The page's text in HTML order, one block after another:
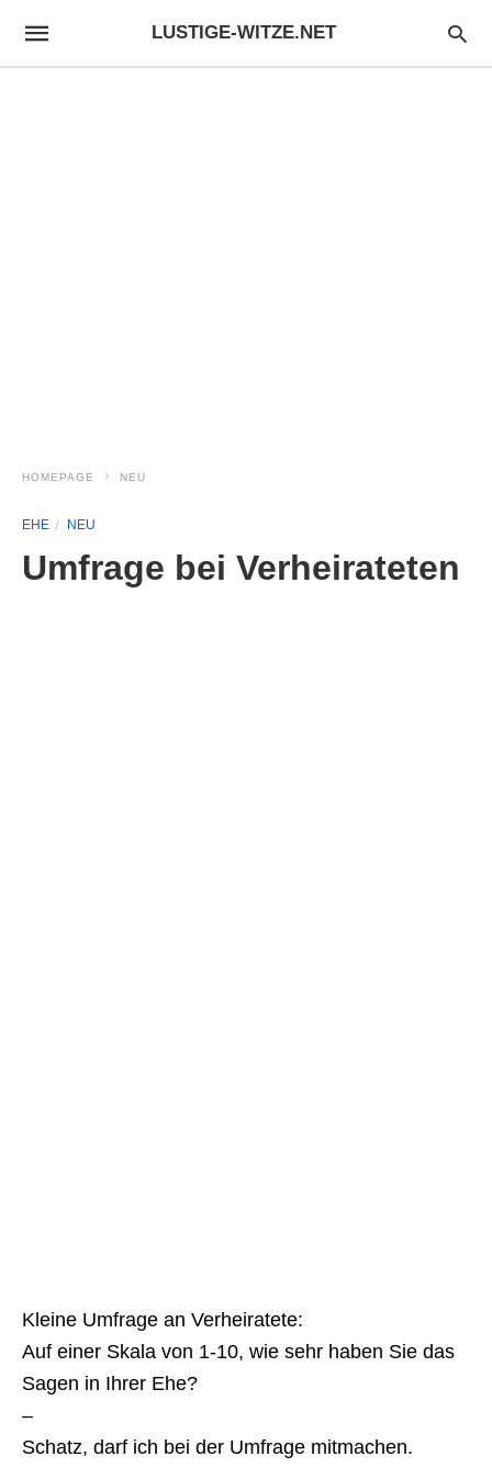
LUSTIGE-WITZE.NET
HOMEPAGE NEU
EHE NEU
Umfrage bei Verheirateten
Kleine Umfrage an Verheiratete:
Auf einer Skala von 1-10, wie sehr haben Sie das
Sagen in Ihrer Ehe?
–
Schatz, darf ich bei der Umfrage mitmachen.